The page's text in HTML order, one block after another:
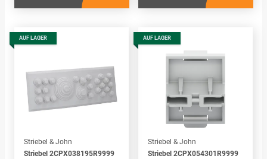
AUF LAGER
Striebel & John
Striebel 2CPX038195R9999
AUF LAGER
Striebel & John
Striebel 2CPX054301R9999